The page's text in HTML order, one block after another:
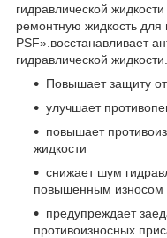
гидравлической
ремонтную жидкость для
PSF».восстанавливает
гидравлической жидкости.
Повышает защиту
улучшает
повышает
жидкости
снижает шум
повышенным износом
предупреждает
противоизносных